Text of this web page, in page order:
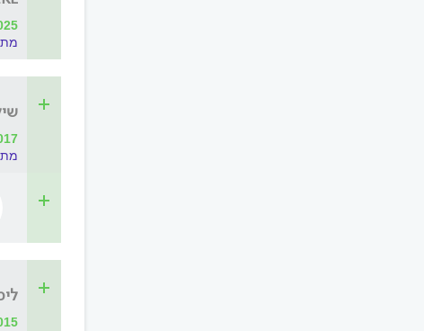
11/11/
05/06/
07/06/